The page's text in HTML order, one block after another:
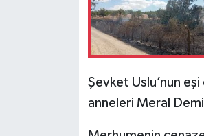
Şevket Uslu’nun eşi
anneleri Meral